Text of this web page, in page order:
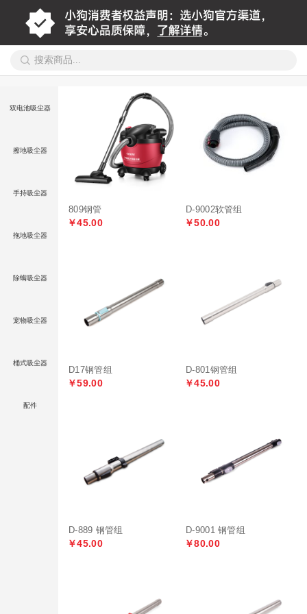
双电池吸尘器
擦地吸尘器
手持吸尘器
拖地吸尘器
除螨吸尘器
宠物吸尘器
桶式吸尘器
配件
809钢管
￥45.00
D-9002软管组
￥50.00
D17钢管组
￥59.00
D-801钢管组
￥45.00
D-889 钢管组
￥45.00
D-9001 钢管组
￥80.00